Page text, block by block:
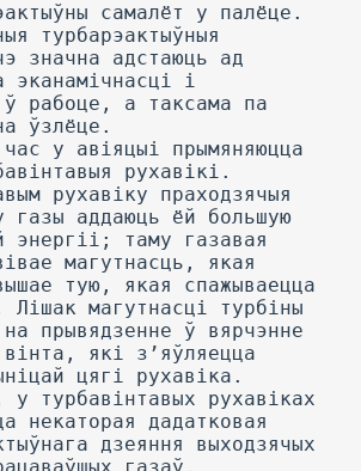
самалёт у палёце.
турбарэактыўныя
значна адстаюць ад
эканамічнасці і
ў рабоце, а таксама па
ўзлёце.
у авіяцыі прымяняюцца
рухавікі.
рухавіку праходзячыя
газы аддаюць ёй большую
энергіі; таму газавая
магутнасць, якая
тую, якая спажываецца
Лішак магутнасці турбіны
на прывядзенне ў вярчэнне
вінта, які з’яўляецца
цягі рухавіка.
у турбавінтавых рухавіках
некаторая дадатковая
дзеяння выходзячых